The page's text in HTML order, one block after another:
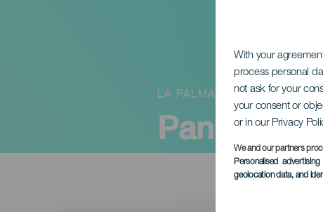
With your
process personal
not ask for your
your consent or
or in our Privacy
We and our partners
Personalised
geolocation data, and
Panie i
LA PALMA